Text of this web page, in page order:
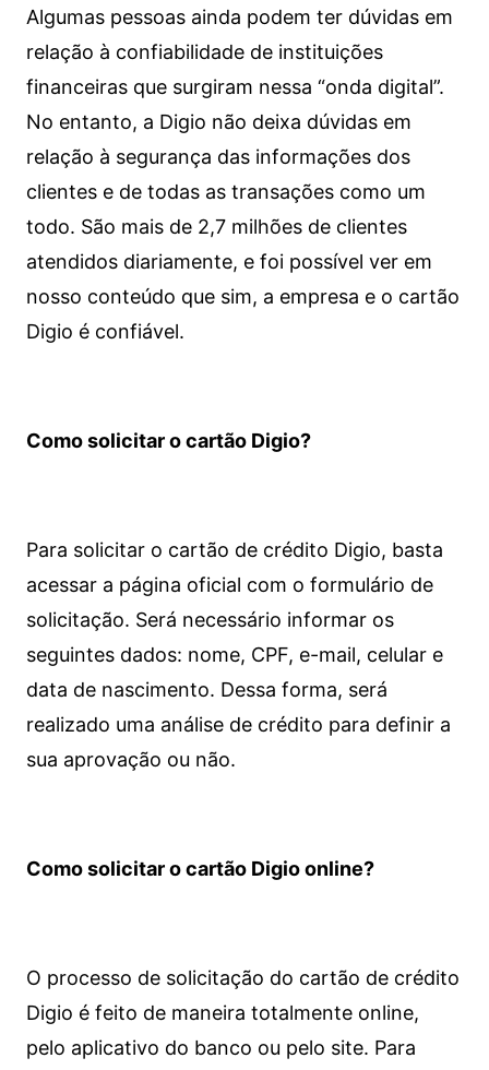
Algumas pessoas ainda podem ter dúvidas em
relação à confiabilidade de instituições
financeiras que surgiram nessa “onda digital”.
No entanto, a Digio não deixa dúvidas em
relação à segurança das informações dos
clientes e de todas as transações como um
todo. São mais de 2,7 milhões de clientes
atendidos diariamente, e foi possível ver em
nosso conteúdo que sim, a empresa e o cartão
Digio é confiável.
Como solicitar o cartão Digio?
Para solicitar o cartão de crédito Digio, basta
acessar a página oficial com o formulário de
solicitação. Será necessário informar os
seguintes dados: nome, CPF, e-mail, celular e
data de nascimento. Dessa forma, será
realizado uma análise de crédito para definir a
sua aprovação ou não.
Como solicitar o cartão Digio online?
O processo de solicitação do cartão de crédito
Digio é feito de maneira totalmente online,
pelo aplicativo do banco ou pelo site. Para